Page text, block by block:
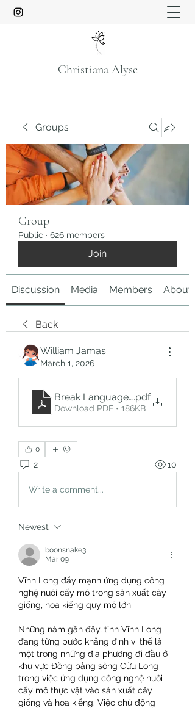
Christiana Alyse
Groups
Group
Public · 626 members
Join
Discussion Media Members About
Back
William Jamas
March 1, 2026
Break Language Barriers with
.pdf
Download PDF • 186KB
0
2 10
Write a comment...
Newest
boonsnake3
Mar 09
Vĩnh Long đẩy mạnh ứng dụng công
nghệ nuôi cấy mô trong sản xuất cây
giống, hoa kiểng quy mô lớn
Những năm gần đây, tỉnh Vĩnh Long
đang từng bước khẳng định vị thế là
một trong những địa phương đi đầu ở
khu vực Đồng bằng sông Cửu Long
trong việc ứng dụng công nghệ nuôi
cấy mô thực vật vào sản xuất cây
giống và hoa kiểng. Việc chủ động